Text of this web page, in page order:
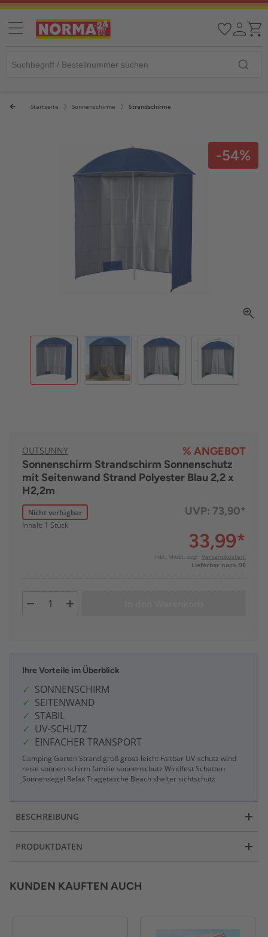
Startseite Sonnenschirme Strandschirme
-54%
OUTSUNNY
% ANGEBOT
Sonnenschirm Strandschirm Sonnenschutz
mit Seitenwand Strand Polyester Blau 2,2 x
H2,2m
Nicht verfügbar
Inhalt: 1 Stück
UVP: 73,90*
33,99*
inkl. MwSt. zzgl. Versandkosten:
Lieferbar nach DE
Ihre Vorteile im Überblick
SONNENSCHIRM
SEITENWAND
STABIL
UV-SCHUTZ
EINFACHER TRANSPORT
Camping Garten Strand groß gross leicht Faltbar UV-schutz wind
reise sonnen-schirm familie sonnenschutz Windfest Schatten
Sonnensegel Relax Tragetasche Beach shelter sichtschutz
BESCHREIBUNG
PRODUKTDATEN
KUNDEN KAUFTEN AUCH